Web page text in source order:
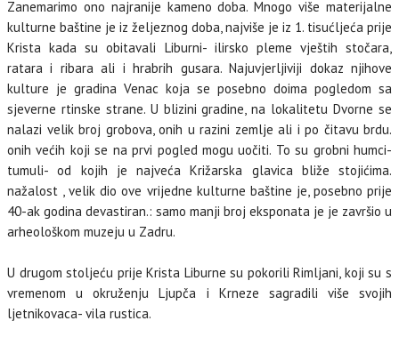
Zanemarimo ono najranije kameno doba. Mnogo više materijalne
kulturne baštine je iz željeznog doba, najviše je iz 1. tisućljeća prije
Krista kada su obitavali Liburni- ilirsko pleme vještih stočara,
ratara i ribara ali i hrabrih gusara. Najuvjerljiviji dokaz njihove
kulture je gradina Venac koja se posebno doima pogledom sa
sjeverne rtinske strane. U blizini gradine, na lokalitetu Dvorne se
nalazi velik broj grobova, onih u razini zemlje ali i po čitavu brdu.
onih većih koji se na prvi pogled mogu uočiti. To su grobni humci-
tumuli- od kojih je najveća Križarska glavica bliže stojićima.
nažalost , velik dio ove vrijedne kulturne baštine je, posebno prije
40-ak godina devastiran.: samo manji broj eksponata je je završio u
arheološkom muzeju u Zadru.
U drugom stoljeću prije Krista Liburne su pokorili Rimljani, koji su s
vremenom u okruženju Ljupča i Krneze sagradili više svojih
ljetnikovaca- vila rustica.